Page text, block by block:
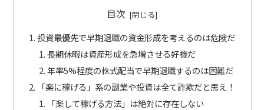
目次
投資最優先で早期退職の資金形成を考えるのは危険だ
長期休暇は資産形成を急増させる好機だ
年率5%程度の株式配当で早期退職するのは困難だ
「楽に稼げる」系の副業や投資は全て詐欺だと思え！
「楽して稼げる方法」は絶対に存在しない